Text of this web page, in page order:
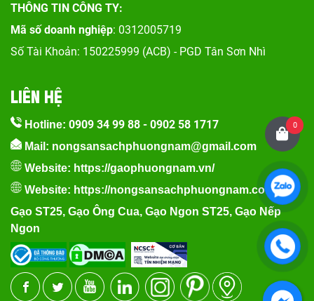
THÔNG TIN CÔNG TY:
Mã số doanh nghiệp: 0312005719
Số Tài Khoản: 150225999 (ACB) - PGD Tân Sơn Nhì
LIÊN HỆ
Hotline: 0909 34 99 88 - 0902 58 1717
Mail: nongsansachphuongnam@gmail.com
Website: https://gaophuongnam.vn/
Website: https://nongsansachphuongnam.com
Gạo ST25, Gạo Ông Cua, Gạo Ngon ST25, Gạo Nếp
Ngon
0